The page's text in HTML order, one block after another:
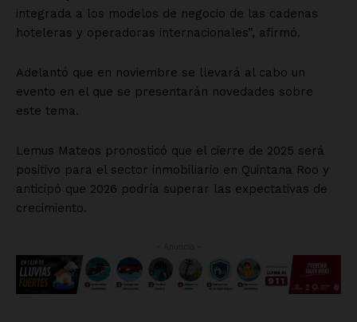
integrada a los modelos de negocio de las cadenas
hoteleras y operadoras internacionales”, afirmó.
Adelantó que en noviembre se llevará al cabo un
evento en el que se presentarán novedades sobre
este tema.
Lemus Mateos pronosticó que el cierre de 2025 será
positivo para el sector inmobiliario en Quintana Roo y
anticipó que 2026 podría superar las expectativas de
crecimiento.